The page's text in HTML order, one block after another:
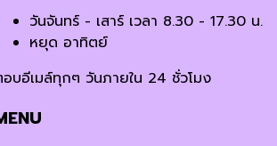
วันจันทร์ - เสาร์ เวลา 8.30 - 17.30 น.
หยุด อาทิตย์
บอีเมล์ทุกๆ วันภายใน 24 ชั่วโมง